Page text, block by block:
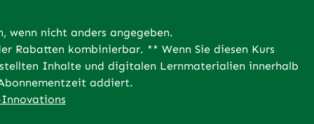
wenn nicht anders angegeben.
Rabatten kombinierbar. ** Wenn Sie diesen Kurs
Inhalte und digitalen Lernmaterialien innerhalb
addiert.